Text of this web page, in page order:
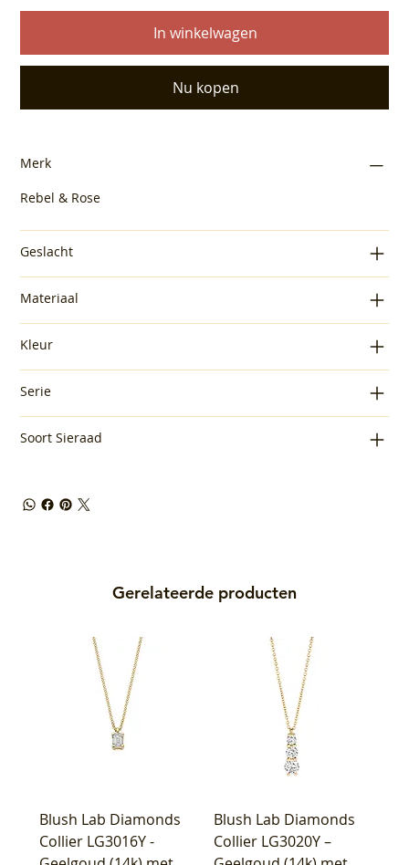
In winkelwagen
Nu kopen
Merk
Rebel & Rose
Geslacht
Materiaal
Kleur
Serie
Soort Sieraad
Gerelateerde producten
Blush Lab Diamonds
Collier LG3016Y -
Blush Lab Diamonds
Collier LG3020Y –